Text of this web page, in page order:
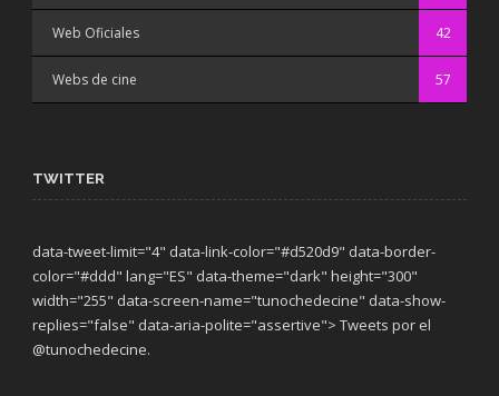
Web Oficiales 42
Webs de cine 57
TWITTER
data-tweet-limit="4" data-link-color="#d520d9" data-border-
color="#ddd" lang="ES" data-theme="dark" height="300"
width="255" data-screen-name="tunochedecine" data-show-
replies="false" data-aria-polite="assertive"> Tweets por el
@tunochedecine.